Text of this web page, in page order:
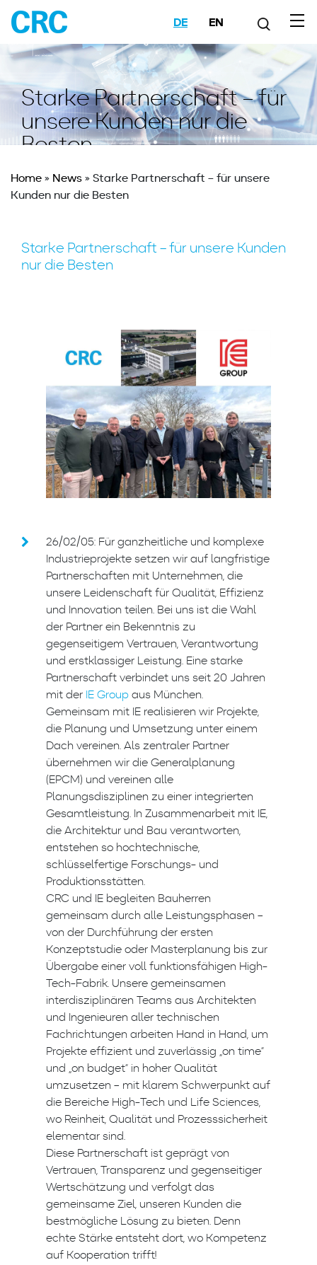
DE EN
Starke Partnerschaft – für
unsere Kunden nur die
Besten
Home» News»Starke Partnerschaft – für unsere
Kunden nur die Besten
Starke Partnerschaft – für unsere Kunden
nur die Besten
26/02/05: Für ganzheitliche und komplexe
Industrieprojekte setzen wir auf langfristige
Partnerschaften mit Unternehmen, die
unsere Leidenschaft für Qualität, Effizienz
und Innovation teilen. Bei uns ist die Wahl
der Partner ein Bekenntnis zu
gegenseitigem Vertrauen, Verantwortung
und erstklassiger Leistung. Eine starke
Partnerschaft verbindet uns seit 20 Jahren
mit der IE Groupaus München.
Gemeinsam mit IE realisieren wir Projekte,
die Planung und Umsetzung unter einem
Dach vereinen. Als zentraler Partner
übernehmen wir die Generalplanung
(EPCM) und vereinen alle
Planungsdisziplinen zu einer integrierten
Gesamtleistung. In Zusammenarbeit mit IE,
die Architektur und Bau verantworten,
entstehen so hochtechnische,
schlüsselfertige Forschungs- und
Produktionsstätten.
CRC und IE begleiten Bauherren
gemeinsam durch alle Leistungsphasen –
von der Durchführung der ersten
Konzeptstudie oder Masterplanung bis zur
Übergabe einer voll funktionsfähigen High-
Tech-Fabrik. Unsere gemeinsamen
interdisziplinären Teams aus Architekten
und Ingenieuren aller technischen
Fachrichtungen arbeiten Hand in Hand, um
Projekte effizient und zuverlässig „on time“
und „on budget“ in hoher Qualität
umzusetzen – mit klarem Schwerpunkt auf
die Bereiche High-Tech und Life Sciences,
wo Reinheit, Qualität und Prozesssicherheit
elementar sind.
Diese Partnerschaft ist geprägt von
Vertrauen, Transparenz und gegenseitiger
Wertschätzung und verfolgt das
gemeinsame Ziel, unseren Kunden die
bestmögliche Lösung zu bieten. Denn
echte Stärke entsteht dort, wo Kompetenz
auf Kooperation trifft!